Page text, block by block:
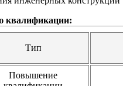
квалификации:
Тип
Повышение